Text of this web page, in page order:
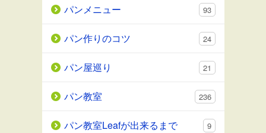
パンメニュー 93
パン作りのコツ 24
パン屋巡り 21
パン教室 236
パン教室Leafが出来るまで 9